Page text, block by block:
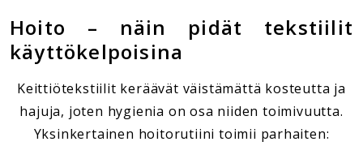
Hoito – näin pidät tekstiilit
käyttökelpoisina
Keittiötekstiilit keräävät väistämättä kosteutta ja
hajuja, joten hygienia on osa niiden toimivuutta.
Yksinkertainen hoitorutiini toimii parhaiten: